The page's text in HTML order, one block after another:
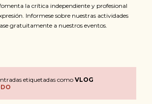
la crítica independiente y profesional
Informese sobre nuestras actividades
gratuitamente a nuestros eventos.
etiquetadas como VLOG